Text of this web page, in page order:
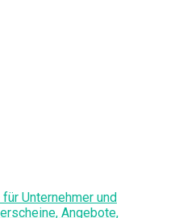
Unternehmer und
Angebote,